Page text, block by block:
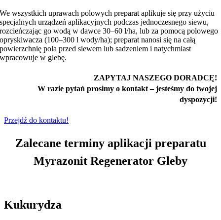
We wszystkich uprawach polowych preparat aplikuje się przy użyciu
specjalnych urządzeń aplikacyjnych podczas jednoczesnego siewu,
rozcieńczając go wodą w dawce 30–60 l/ha, lub za pomocą polowego
opryskiwacza (100–300 l wody/ha); preparat nanosi się na całą
powierzchnię pola przed siewem lub sadzeniem i natychmiast
wpracowuje w glebę.
ZAPYTAJ NASZEGO DORADCĘ!
W razie pytań prosimy o kontakt – jesteśmy do twojej
dyspozycji!
Przejdź do kontaktu!
Zalecane terminy aplikacji preparatu
Myrazonit Regenerator Gleby
Kukurydza